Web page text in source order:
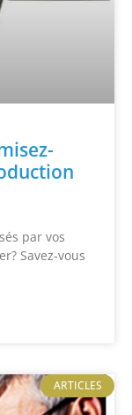
par vos
Savez-vous
ARTICLES